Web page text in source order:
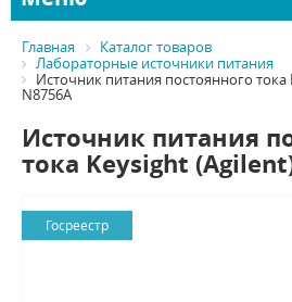
Главная
Каталог товаров
Лабораторные источники питания
Источник питания постоянного тока
N8756A
Источник питания
тока Keysight
Госреестр